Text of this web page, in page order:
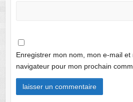
Enregistrer mon nom, mon e-mail et
navigateur pour mon prochain